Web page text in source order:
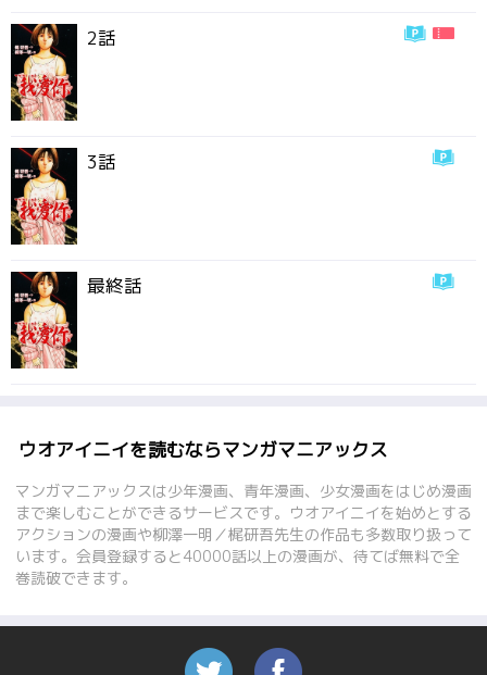
2話
3話
最終話
ウオアイニイを読むならマンガマニアックス
マンガマニアックスは少年漫画、青年漫画、少女漫画をはじめ漫画
まで楽しむことができるサービスです。ウオアイニイを始めとする
アクションの漫画や柳澤一明／梶研吾先生の作品も多数取り扱って
います。会員登録すると40000話以上の漫画が、待てば無料で全
巻読破できます。